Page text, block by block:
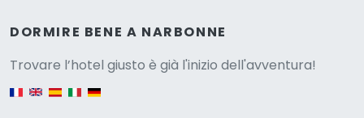
DORMIRE BENE A NARBONNE
Trovare l’hotel giusto è già l'inizio dell'avventura!